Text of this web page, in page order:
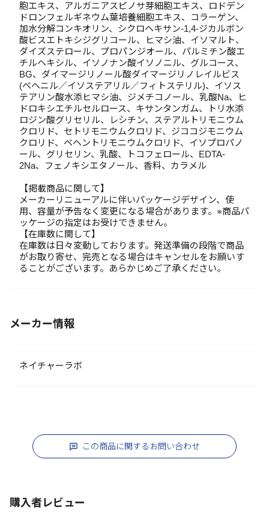
胞エキス、アルガニアスピノサ芽細胞エキス、ロドデン
ドロンフェルギネウム葉培養細胞エキス、コラーゲン、
加水分解コンキオリン、シクロヘキサン-1,4-ジカルボン
酸ビスエトキシジグリコール、ヒマシ油、イソマルト、
ダイズステロール、プロパンジオール、パルミチン酸エ
チルヘキシル、イソノナン酸イソノニル、グルコース、
BG、ダイマージリノール酸ダイマージリノレイルビス
(ベヘニル／イソステアリル／フィトステリル)、イソス
テアリン酸水添ヒマシ油、ジメチコノール、乳酸Na、ヒ
ドロキシエチルセルロース、キサンタンガム、トリ水添
ロジン酸グリセリル、レシチン、ステアルトリモニウム
クロリド、セトリモニウムクロリド、ジココジモニウム
クロリド、ベヘントリモニウムクロリド、イソプロパノ
ール、グリセリン、乳酸、トコフェロール、EDTA-
2Na、フェノキシエタノール、香料、カラメル
【掲載商品に関して】
メーカーリニューアルに伴いパッケージデザイン、使
用、容量が予告なく変更になる場合があります。※商品パ
ッケージの指定はお受けできません。
【在庫数に関して】
在庫数は日々変動しております。発送準備の段階で商品
がお取り寄せ、完売となる場合はキャンセルをお願いす
ることがございます。あらかじめご了承ください。
メーカー情報
ネイチャーラボ
この商品に関するお問い合わせ
購入者レビュー